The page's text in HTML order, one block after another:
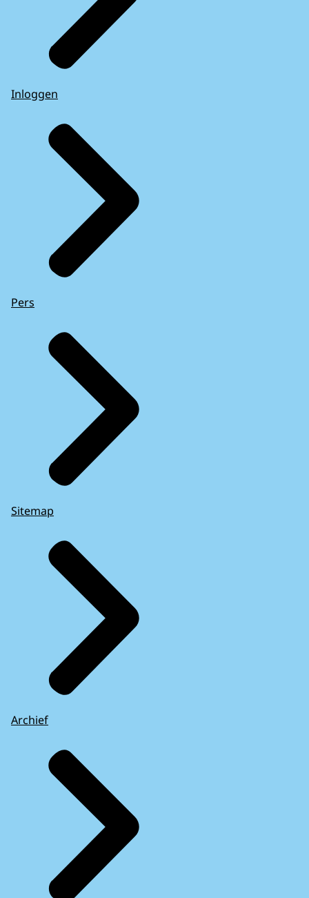
Inloggen
Pers
Sitemap
Archief